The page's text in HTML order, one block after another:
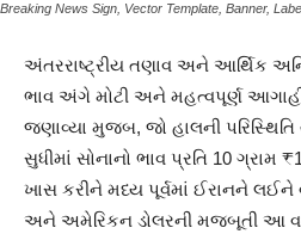
Breaking News Sign, Vector Template, Banner,
અંતરરાષ્ટ્રીય તણાવ અને આર્થિક
ભાવ અંગે મોટી અને મહત્વપૂર્ણ
જણાવ્યા મુજબ, જો હાલની પરિસ્થિતિ
સુધીમાં સોનાનો ભાવ પ્રતિ 10 ગ્રામ
ખાસ કરીને મધ્ય પૂર્વમાં ઈરાનને લઈને
અને અમેરિકન ડોલરની મજબૂતી આ